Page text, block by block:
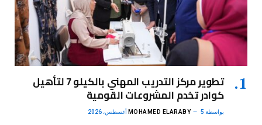
تطوير مركز التدريب المهني بالكيلو 7 لتأهيل
كوادر تخدم المشروعات القومية
بواسطة MOHAMED ELARABY 5 أغسطس، 2026